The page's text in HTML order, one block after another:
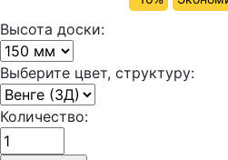
Высота доски:
Выберите цвет, структуру:
Количество: